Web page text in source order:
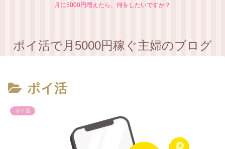
月に5000円増えたら、何をしたいですか？
ポイ活で月5000円稼ぐ主婦のブログ
ポイ活
ポイ活